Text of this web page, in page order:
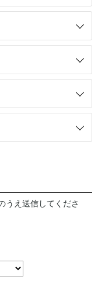
うえ送信してくださ